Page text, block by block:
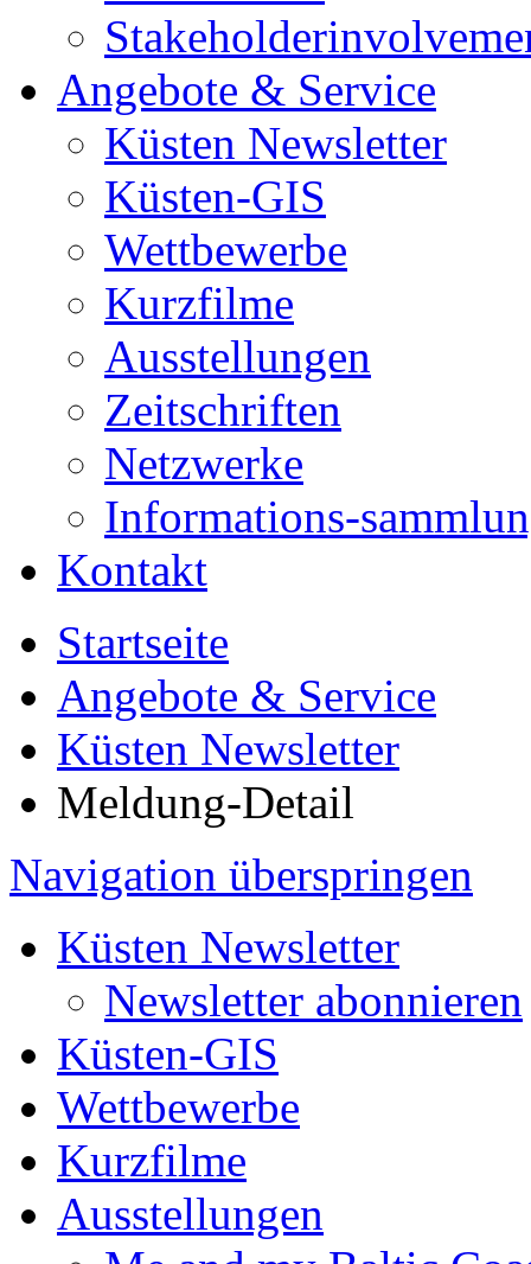
Angebote & Service
Küsten Newsletter
Küsten-GIS
Wettbewerbe
Kurzfilme
Ausstellungen
Zeitschriften
Netzwerke
Informations-
Kontakt
Startseite
Angebote & Service
Küsten Newsletter
Meldung-Detail
Navigation überspringen
Küsten Newsletter
Newsletter abonnieren
Küsten-GIS
Wettbewerbe
Kurzfilme
Ausstellungen